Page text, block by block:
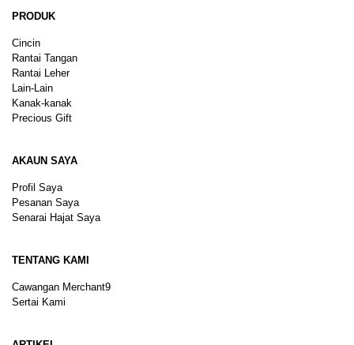
PRODUK
Cincin
Rantai Tangan
Rantai Leher
Lain-Lain
Kanak-kanak
Precious Gift
AKAUN SAYA
Profil Saya
Pesanan Saya
Senarai Hajat Saya
TENTANG KAMI
Cawangan Merchant9
Sertai Kami